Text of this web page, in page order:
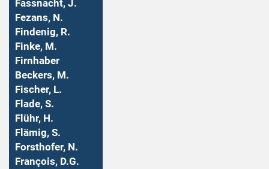
Fassnacht, J.
Fezans, N.
Findenig, R.
Finke, M.
Firnhaber
Beckers, M.
Fischer, L.
Flade, S.
Flühr, H.
Flämig, S.
Forsthofer, N.
François, D.G.